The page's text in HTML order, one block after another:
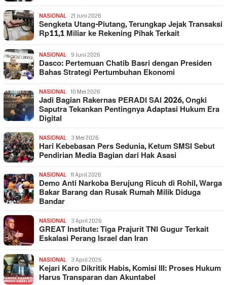
NASIONAL 21 Juni 2026
Sengketa Utang-Piutang, Terungkap Jejak Transaksi
Rp11,1 Miliar ke Rekening Pihak Terkait
NASIONAL 9 Juni 2026
Dasco: Pertemuan Chatib Basri dengan Presiden
Bahas Strategi Pertumbuhan Ekonomi
NASIONAL 10 Mei 2026
Jadi Bagian Rakernas PERADI SAI 2026, Ongki
Saputra Tekankan Pentingnya Adaptasi Hukum Era
Digital
NASIONAL 3 Mei 2026
Hari Kebebasan Pers Sedunia, Ketum SMSI Sebut
Pendirian Media Bagian dari Hak Asasi
NASIONAL 11 April 2026
Demo Anti Narkoba Berujung Ricuh di Rohil, Warga
Bakar Barang dan Rusak Rumah Milik Diduga
Bandar
NASIONAL 3 April 2026
GREAT Institute: Tiga Prajurit TNI Gugur Terkait
Eskalasi Perang Israel dan Iran
NASIONAL 3 April 2026
Kejari Karo Dikritik Habis, Komisi III: Proses Hukum
Harus Transparan dan Akuntabel